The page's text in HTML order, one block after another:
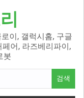
이, 갤럭시홈, 구글
어, 라즈베리파이,
봇